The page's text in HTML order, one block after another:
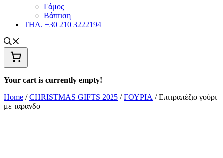
Γάμος
Βάπτιση
ΤΗΛ. +30 210 3222194
Your cart is currently empty!
Home /CHRISTMAS GIFTS 2025 /ΓΟΥΡΙΑ / Επιτραπέζιο γούρι
με ταρανδο